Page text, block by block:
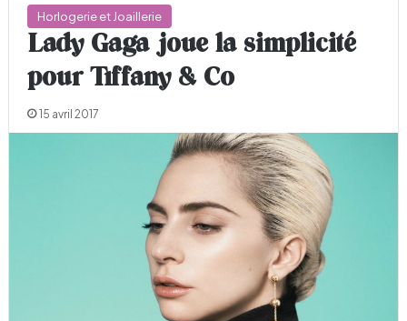
Horlogerie et Joaillerie
Lady Gaga joue la simplicité
pour Tiffany & Co
15 avril 2017